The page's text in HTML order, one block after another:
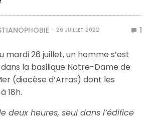
29 JUILLET 2022 1
mardi 26 juillet, un homme s’est
la basilique Notre-Dame de
(diocèse d’Arras) dont les
18h.
deux heures, seul dans l’édifice